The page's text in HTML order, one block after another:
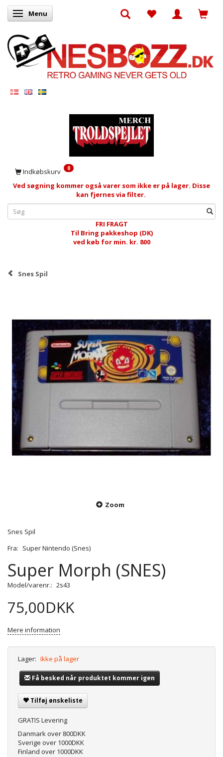
Skifte navigation
Menu
Indkøbskurv 0
Ved søgning kommer også varer som ikke er på lager. Disse
kan fjernes via filter.
FRI FRAGT
Til Bring pakkeshop (DK)
ved køb for min. kr. 800
Snes Spil
Zoom
Snes Spil
Fra: Super Nintendo (Snes)
Super Morph (SNES)
Model/varenr.: 2s43
75,00DKK
Mere information
Lager: Ikke på lager
Få besked når produktet kommer igen
Tilføj ønskeliste
GRATIS Levering
Danmark over 800DKK
Sverige over 1000DKK
Finland over 1000DKK